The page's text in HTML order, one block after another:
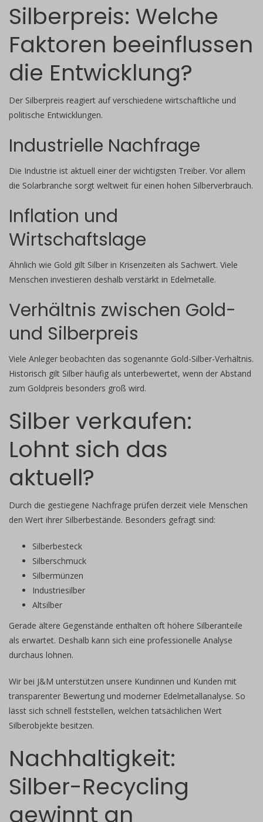
Silberpreis: Welche
Faktoren beeinflussen
die Entwicklung?
Der Silberpreis reagiert auf verschiedene wirtschaftliche und
politische Entwicklungen.
Industrielle Nachfrage
Die Industrie ist aktuell einer der wichtigsten Treiber. Vor allem
die Solarbranche sorgt weltweit für einen hohen Silberverbrauch.
Inflation und
Wirtschaftslage
Ähnlich wie Gold gilt Silber in Krisenzeiten als Sachwert. Viele
Menschen investieren deshalb verstärkt in Edelmetalle.
Verhältnis zwischen Gold-
und Silberpreis
Viele Anleger beobachten das sogenannte Gold-Silber-Verhältnis.
Historisch gilt Silber häufig als unterbewertet, wenn der Abstand
zum Goldpreis besonders groß wird.
Silber verkaufen:
Lohnt sich das
aktuell?
Durch die gestiegene Nachfrage prüfen derzeit viele Menschen
den Wert ihrer Silberbestände. Besonders gefragt sind:
Silberbesteck
Silberschmuck
Silbermünzen
Industriesilber
Altsilber
Gerade ältere Gegenstände enthalten oft höhere Silberanteile
als erwartet. Deshalb kann sich eine professionelle Analyse
durchaus lohnen.
Wir bei J&M unterstützen unsere Kundinnen und Kunden mit
transparenter Bewertung und moderner Edelmetallanalyse. So
lässt sich schnell feststellen, welchen tatsächlichen Wert
Silberobjekte besitzen.
Nachhaltigkeit:
Silber-Recycling
gewinnt an